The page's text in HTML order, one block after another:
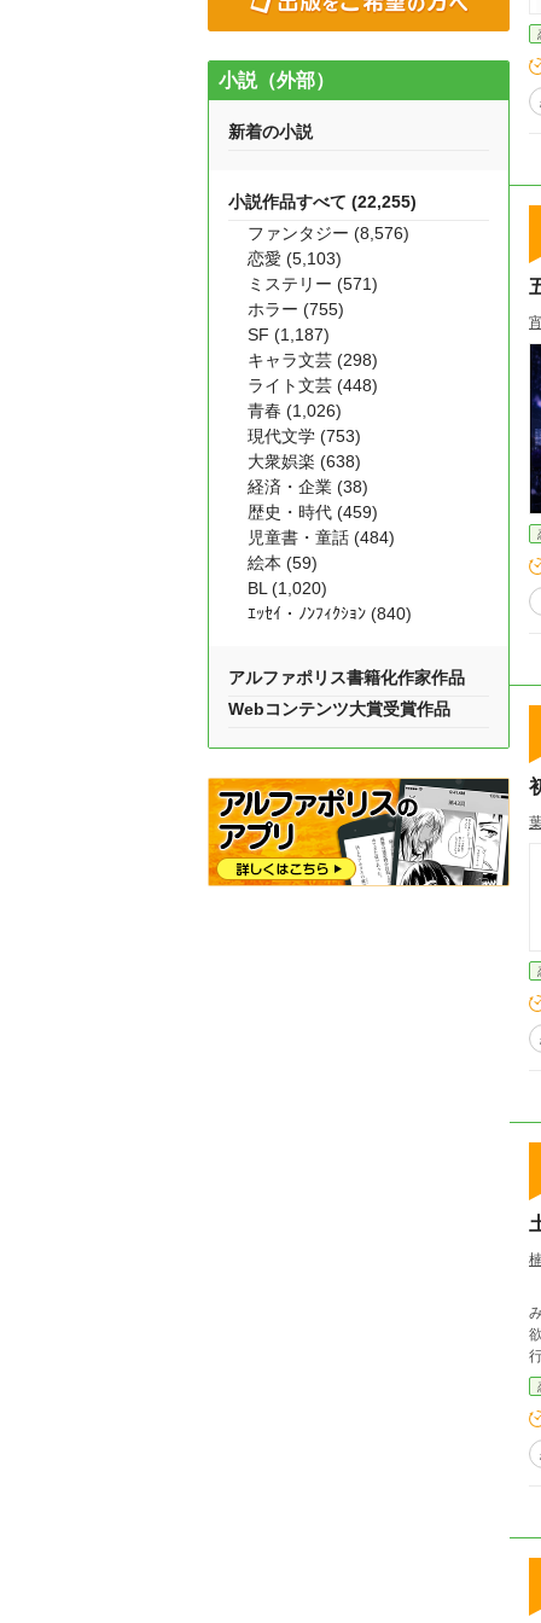
小説（外部）
新着の小説
小説作品すべて (22,255)
ファンタジー (8,576)
恋愛 (5,103)
ミステリー (571)
ホラー (755)
SF (1,187)
キャラ文芸 (298)
ライト文芸 (448)
青春 (1,026)
現代文学 (753)
大衆娯楽 (638)
経済・企業 (38)
歴史・時代 (459)
児童書・童話 (484)
絵本 (59)
BL (1,020)
ｴｯｾｲ・ﾉﾝﾌｨｸｼｮﾝ (840)
アルファポリス書籍化作家作品
Webコンテンツ大賞受賞作品